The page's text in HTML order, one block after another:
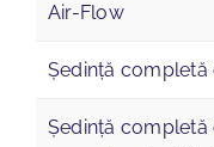
Air-Flow
Ședință completă
Ședință completă